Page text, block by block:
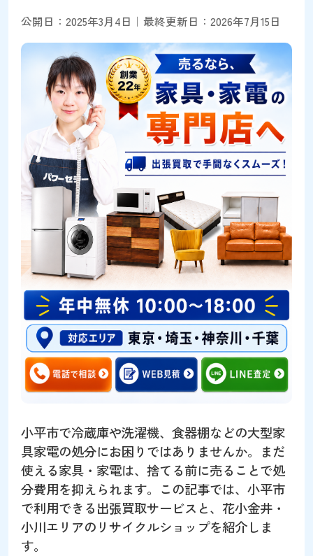
公開日：2025年3月4日｜最終更新日：2026年7月15日
小平市で冷蔵庫や洗濯機、食器棚などの大型家
具家電の処分にお困りではありませんか。まだ
使える家具・家電は、捨てる前に売ることで処
分費用を抑えられます。この記事では、小平市
で利用できる出張買取サービスと、花小金井・
小川エリアのリサイクルショップを紹介しま
す。